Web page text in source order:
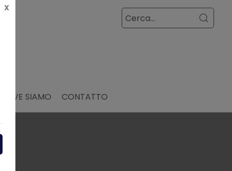
X
DOVE SIAMO CONTATTO